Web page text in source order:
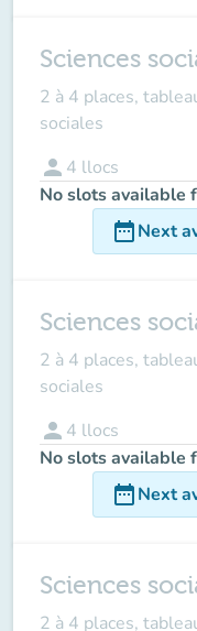
Sciences
2 à 4 places,
sociales
person 4 llocs
No slots available
date_rangeNext
Sciences
2 à 4 places,
sociales
person 4 llocs
No slots available
date_rangeNext
Sciences
2 à 4 places,